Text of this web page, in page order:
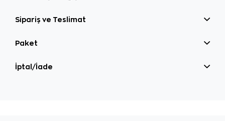
Sipariş ve Teslimat
Paket
İptal/İade